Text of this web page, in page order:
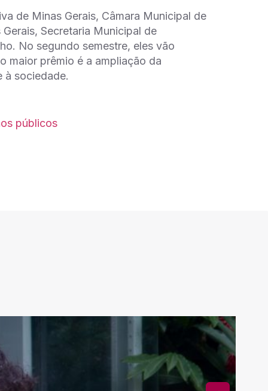
de Minas Gerais, Câmara Municipal de
Secretaria Municipal de
No segundo semestre, eles vão
maior prêmio é a ampliação da
à sociedade.
públicos